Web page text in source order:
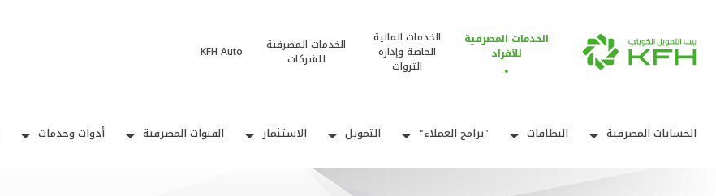
الخدمات المصرفية
للأفراد
الخدمات المالية
الخاصة وإدارة
الثروات
الخدمات المصرفية
للشركات
KFH Auto
الحسابات المصرفية البطاقات "برامج العملاء" التمويل الاستثمار القنوات المصرفية أدوات وخدمات